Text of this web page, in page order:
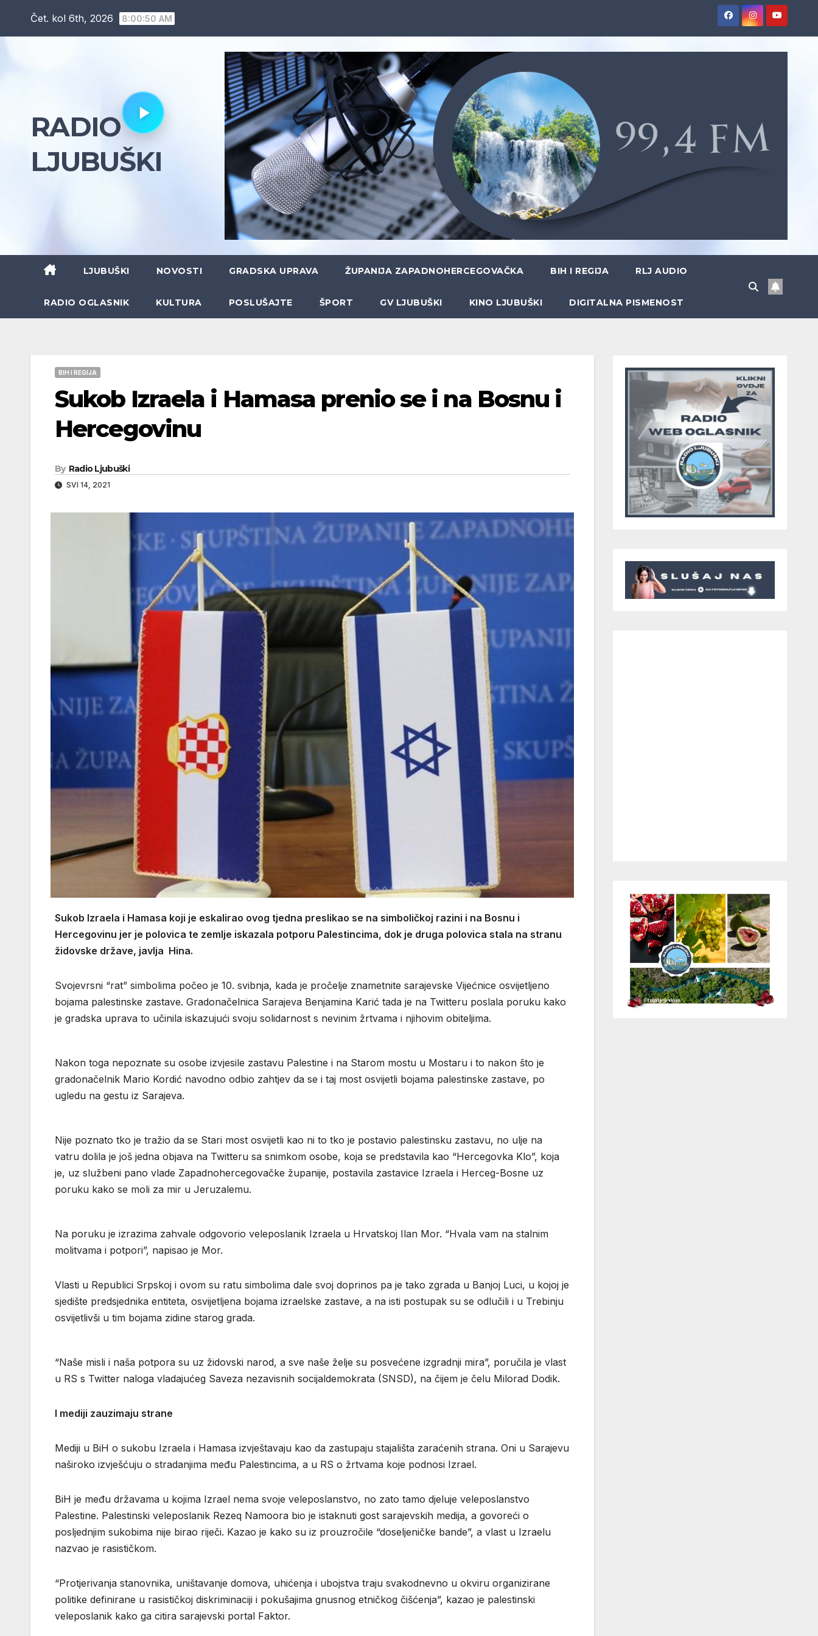
Čet. kol 6th, 2026 8:00:51 AM
RADIO
LJUBUŠKI
LJUBUŠKI NOVOSTI GRADSKA UPRAVA ŽUPANIJA ZAPADNOHERCEGOVAČKA BIH I REGIJA RLJ AUDIO
RADIO OGLASNIK KULTURA POSLUŠAJTE ŠPORT GV LJUBUŠKI KINO LJUBUŠKI DIGITALNA PISMENOST
BIH I REGIJA
Sukob Izraela i Hamasa prenio se i na Bosnu i
Hercegovinu
By Radio Ljubuški
SVI 14, 2021
Sukob Izraela i Hamasa koji je eskalirao ovog tjedna preslikao se na simboličkoj razini i na Bosnu i
Hercegovinu jer je polovica te zemlje iskazala potporu Palestincima, dok je druga polovica stala na stranu
židovske države, javlja Hina.
Svojevrsni “rat” simbolima počeo je 10. svibnja, kada je pročelje znametnite sarajevske Vijećnice osvijetljeno
bojama palestinske zastave. Gradonačelnica Sarajeva Benjamina Karić tada je na Twitteru poslala poruku kako
je gradska uprava to učinila iskazujući svoju solidarnost s nevinim žrtvama i njihovim obiteljima.
Nakon toga nepoznate su osobe izvjesile zastavu Palestine i na Starom mostu u Mostaru i to nakon što je
gradonačelnik Mario Kordić navodno odbio zahtjev da se i taj most osvijetli bojama palestinske zastave, po
ugledu na gestu iz Sarajeva.
Nije poznato tko je tražio da se Stari most osvijetli kao ni to tko je postavio palestinsku zastavu, no ulje na
vatru dolila je još jedna objava na Twitteru sa snimkom osobe, koja se predstavila kao “Hercegovka Klo”, koja
je, uz službeni pano vlade Zapadnohercegovačke županije, postavila zastavice Izraela i Herceg-Bosne uz
poruku kako se moli za mir u Jeruzalemu.
Na poruku je izrazima zahvale odgovorio veleposlanik Izraela u Hrvatskoj Ilan Mor. “Hvala vam na stalnim
molitvama i potpori”, napisao je Mor.
Vlasti u Republici Srpskoj i ovom su ratu simbolima dale svoj doprinos pa je tako zgrada u Banjoj Luci, u kojoj je
sjedište predsjednika entiteta, osvijetljena bojama izraelske zastave, a na isti postupak su se odlučili i u Trebinju
osvijetlivši u tim bojama zidine starog grada.
“Naše misli i naša potpora su uz židovski narod, a sve naše želje su posvećene izgradnji mira”, poručila je vlast
u RS s Twitter naloga vladajućeg Saveza nezavisnih socijaldemokrata (SNSD), na čijem je čelu Milorad Dodik.
I mediji zauzimaju strane
Mediji u BiH o sukobu Izraela i Hamasa izvještavaju kao da zastupaju stajališta zaraćenih strana. Oni u Sarajevu
naširoko izvješćuju o stradanjima među Palestincima, a u RS o žrtvama koje podnosi Izrael.
BiH je među državama u kojima Izrael nema svoje veleposlanstvo, no zato tamo djeluje veleposlanstvo
Palestine. Palestinski veleposlanik Rezeq Namoora bio je istaknuti gost sarajevskih medija, a govoreći o
posljednjim sukobima nije birao riječi. Kazao je kako su iz prouzročile “doseljeničke bande”, a vlast u Izraelu
nazvao je rasističkom.
“Protjerivanja stanovnika, uništavanje domova, uhićenja i ubojstva traju svakodnevno u okviru organizirane
politike definirane u rasističkoj diskriminaciji i pokušajima gnusnog etničkog čišćenja”, kazao je palestinski
veleposlanik kako ga citira sarajevski portal Faktor.